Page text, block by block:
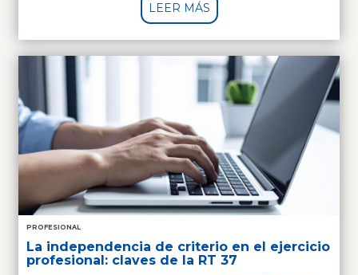
LEER MÁS
PROFESIONAL
La independencia de criterio en el ejercicio
profesional: claves de la RT 37